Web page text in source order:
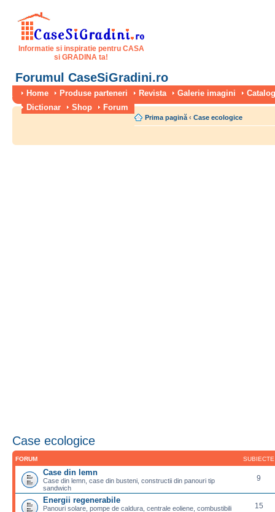
Informatie si inspiratie pentru CASA
si GRADINA ta!
Forumul CaseSiGradini.ro
Home Produse parteneri Revista Galerie imagini
Dictionar
Shop Forum
Prima pagină ‹ Case ecologice
Case ecologice
FORUM SUBIECTE
Case din lemn
Case din lemn, case din busteni, constructii din panouri tip
sandwich
9
Energii regenerabile
Panouri solare, pompe de caldura, centrale eoliene, combustibili
15